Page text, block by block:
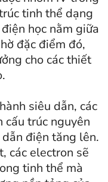
tinh thể dạng
học nằm giữa
đặc điểm đó,
cho các thiết
siêu dẫn, các
cấu trúc nguyên
điện tăng lên.
các electron sẽ
tinh thể mà